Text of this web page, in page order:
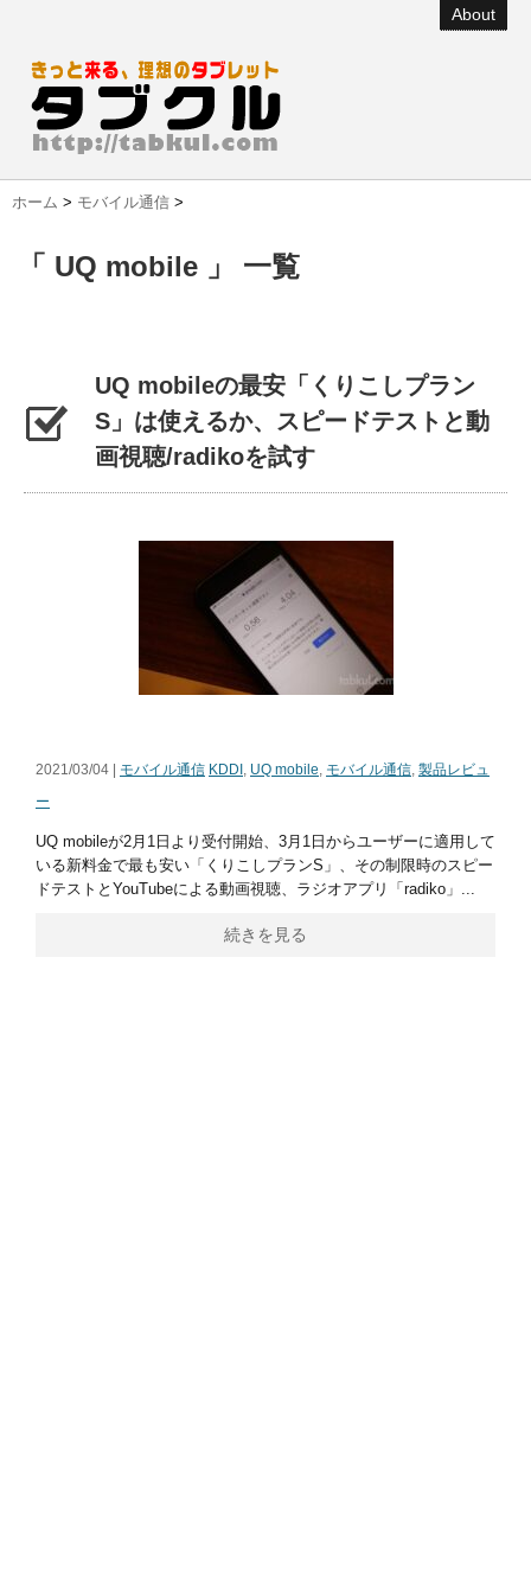
About
ホーム > モバイル通信 >
「 UQ mobile 」 一覧
UQ mobileの最安「くりこしプラン
S」は使えるか、スピードテストと動
画視聴/radikoを試す
2021/03/04 | モバイル通信 KDDI , UQ mobile, モバイル通信, 製品レビュ
ー
UQ mobileが2月1日より受付開始、3月1日からユーザーに適用して
いる新料金で最も安い「くりこしプランS」、その制限時のスピー
ドテストとYouTubeによる動画視聴、ラジオアプリ「radiko」...
続きを見る